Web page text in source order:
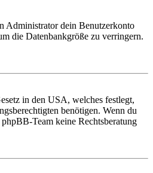
Administrator dein Benutzerkonto
die Datenbankgröße zu verringern.
in den USA, welches festlegt,
benötigen. Wenn du
Team keine Rechtsberatung